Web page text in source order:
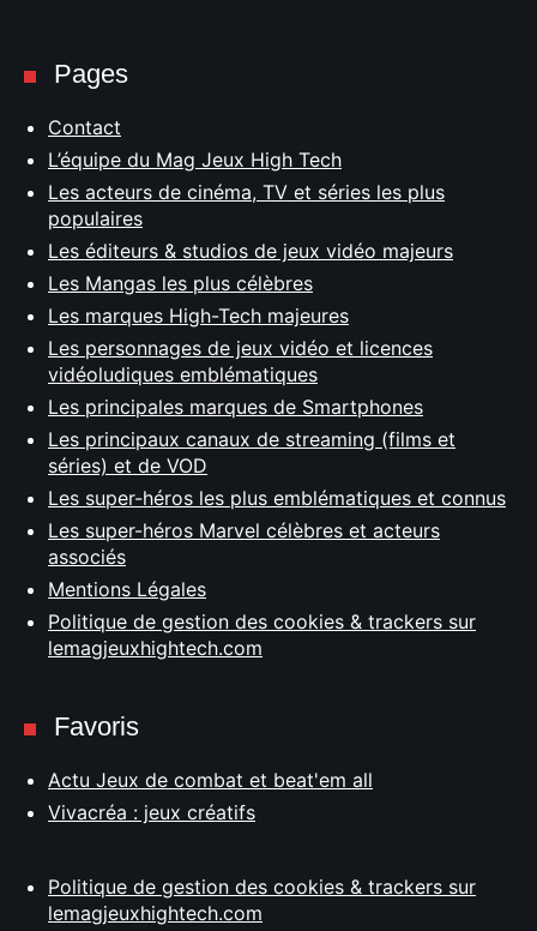
Pages
Contact
L’équipe du Mag Jeux High Tech
Les acteurs de cinéma, TV et séries les plus
populaires
Les éditeurs & studios de jeux vidéo majeurs
Les Mangas les plus célèbres
Les marques High-Tech majeures
Les personnages de jeux vidéo et licences
vidéoludiques emblématiques
Les principales marques de Smartphones
Les principaux canaux de streaming (films et
séries) et de VOD
Les super-héros les plus emblématiques et connus
Les super-héros Marvel célèbres et acteurs
associés
Mentions Légales
Politique de gestion des cookies & trackers sur
lemagjeuxhightech.com
Favoris
Actu Jeux de combat et beat'em all
Vivacréa : jeux créatifs
Politique de gestion des cookies & trackers sur
lemagjeuxhightech.com